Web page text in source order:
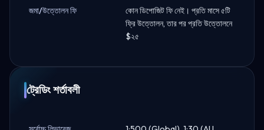
জমা/উত্তোলন ফি
কোন ডিপোজিট ফি নেই। প্রতি মাসে ৫টি
ফ্রি উত্তোলন, তার পর প্রতি উত্তোলনে
$২৫
ট্রেডিং শর্তাবলী